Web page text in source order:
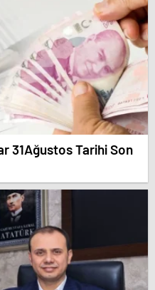
31Ağustos Tarihi Son